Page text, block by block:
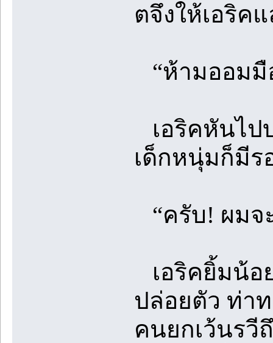
ตจึงให้เอริค
“ห้ามออมมื
เอริคหันไป
เด็กหนุ่มก็มีร
“ครับ! ผมจ
เอริคยิ้มน้
ปล่อยตัว ท่า
คนยกเว้นรวี